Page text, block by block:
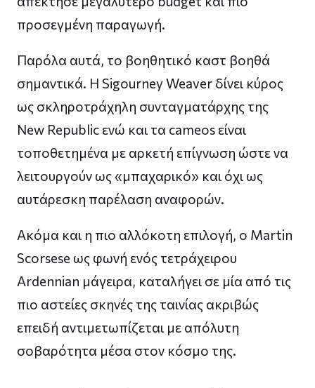
προσεγμένη παραγωγή.
Παρόλα αυτά, το βοηθητικό καστ βοηθά
σημαντικά. Η Sigourney Weaver δίνει κύρος
ως σκληροτράχηλη συνταγματάρχης της
New Republic ενώ και τα cameos είναι
τοποθετημένα με αρκετή επίγνωση ώστε να
λειτουργούν ως «μπαχαρικό» και όχι ως
αυτάρεσκη παρέλαση αναφορών.
Ακόμα και η πιο αλλόκοτη επιλογή, ο Martin
Scorsese ως φωνή ενός τετράχειρου
Ardennian μάγειρα, καταλήγει σε μία από τις
πιο αστείες σκηνές της ταινίας ακριβώς
επειδή αντιμετωπίζεται με απόλυτη
σοβαρότητα μέσα στον κόσμο της.